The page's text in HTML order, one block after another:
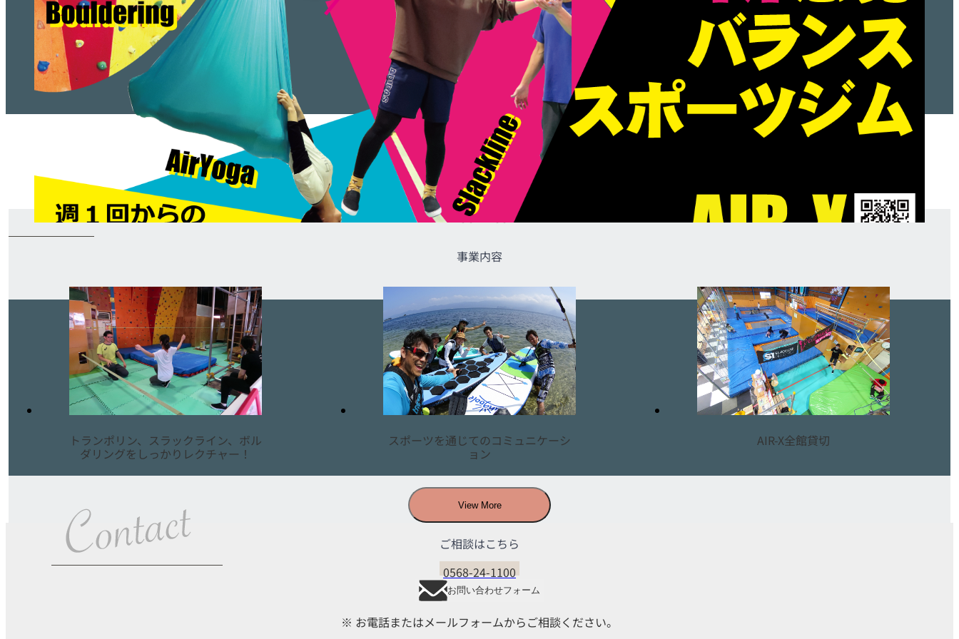
BUSINESS
事業内容
トランポリン、スラックライン、ボル
ダリングをしっかりレクチャー！
スポーツを通じてのコミュニケーシ
ョン
AIR-X全館貸切
View More
ご相談はこちら
0568-24-1100
お問い合わせフォーム
※ お電話またはメールフォームからご相談ください。